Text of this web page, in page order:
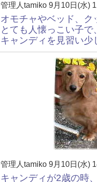
管理人tamiko 9月10日(水)
オモチャやベッド、
とても人懐っこい子
キャンディを見習い
管理人tamiko 9月10日(水)
キャンディが2歳の時